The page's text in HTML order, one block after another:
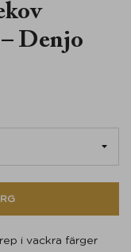
Denjo
i vackra färger